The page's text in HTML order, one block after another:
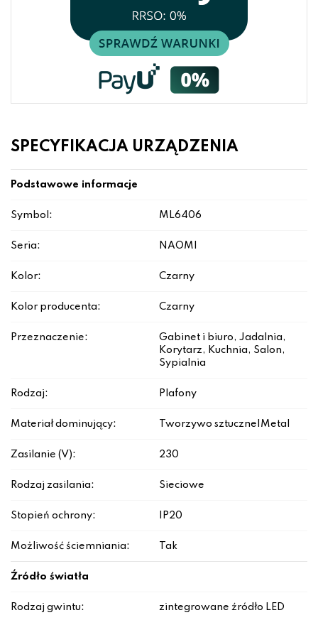
SPECYFIKACJA URZĄDZENIA
Podstawowe informacje
Symbol: ML6406
Seria: NAOMI
Kolor: Czarny
Kolor producenta: Czarny
Przeznaczenie:
Gabinet i biuro, Jadalnia,
Korytarz, Kuchnia, Salon,
Sypialnia
Rodzaj: Plafony
Materiał dominujący: Tworzywo sztuczne|Metal
Zasilanie (V): 230
Rodzaj zasilania: Sieciowe
Stopień ochrony: IP20
Możliwość ściemniania: Tak
Źródło światła
Rodzaj gwintu: zintegrowane źródło LED